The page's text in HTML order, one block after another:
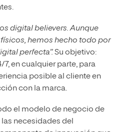
digital believers. Aunque
hemos hecho todo por
perfecta”.Su objetivo:
en cualquier parte, para
posible al cliente en
con la marca.
el modelo de negocio de
necesidades del